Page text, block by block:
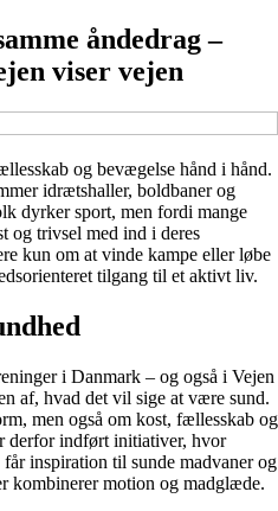
åndedrag –
viser vejen
og bevægelse hånd i hånd.
idrætshaller, boldbaner og
dyrker sport, men fordi mange
og trivsel med ind i deres
kun om at vinde kampe eller løbe
tilgang til et aktivt liv.
i Danmark – og også i Vejen
af, hvad det vil sige at være sund.
men også om kost, fællesskab og
derfor indført initiativer, hvor
inspiration til sunde madvaner og
kombinerer motion og madglæde.